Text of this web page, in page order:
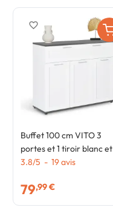
Buffet 100 cm VITO 3
portes et 1 tiroir blanc et
plateau gris
3.8/5 - 19avis
79,99 €
favorite_border